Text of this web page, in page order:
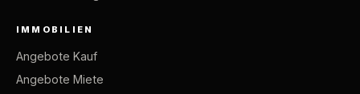
IMMOBILIEN
Angebote Kauf
Angebote Miete